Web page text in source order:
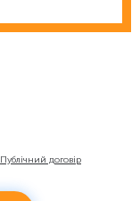
Публічний договір